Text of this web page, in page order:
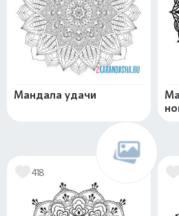
Мандала удачи
418